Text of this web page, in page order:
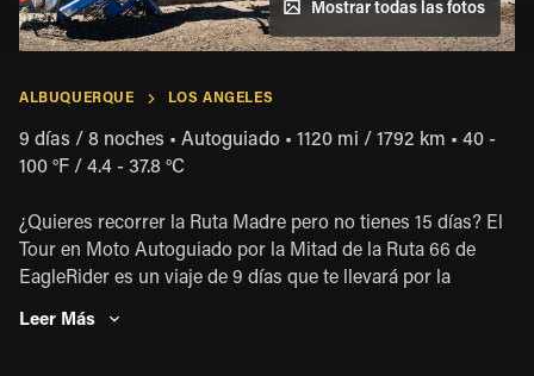
Mostrar todas las fotos
ALBUQUERQUE LOS ANGELES
9 días / 8 noches • Autoguiado • 1120 mi / 1792 km • 40 -
100 °F / 4.4 - 37.8 °C
¿Quieres recorrer la Ruta Madre pero no tienes 15 días? El
Tour en Moto Autoguiado por la Mitad de la Ruta 66 de
EagleRider es un viaje de 9 días que te llevará por la
Leer Más